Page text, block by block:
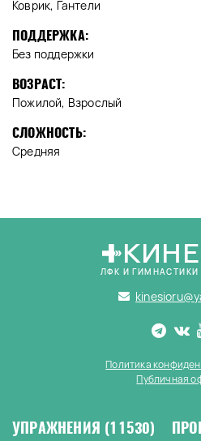
Коврик, Гантели
ПОДДЕРЖКА:
Без поддержки
ВОЗРАСТ:
Пожилой, Взрослый
СЛОЖНОСТЬ:
Средняя
ЛФК И ГИМНАСТИКИ
Политика
Публичная
УПРАЖНЕНИЯ (11530)